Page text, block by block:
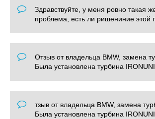
Здравствуйте, у меня ровно такая
проблема, есть ли ришениние этой
Отзыв от владельца BMW, замена
Была установлена турбина
тзыв от владельца BMW, замена
Была установлена турбина